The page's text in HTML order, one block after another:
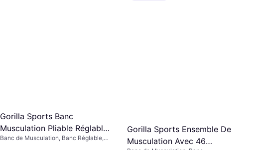
Gorilla Sports Banc
Musculation Pliable Réglable
Avec Support
Banc de Musculation, Banc Réglable,
Gorilla Sports Ensemble De
Musculation Avec 46